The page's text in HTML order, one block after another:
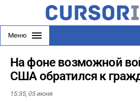
Меню
На фоне возможной
США обратился к
15:35, 05 июня